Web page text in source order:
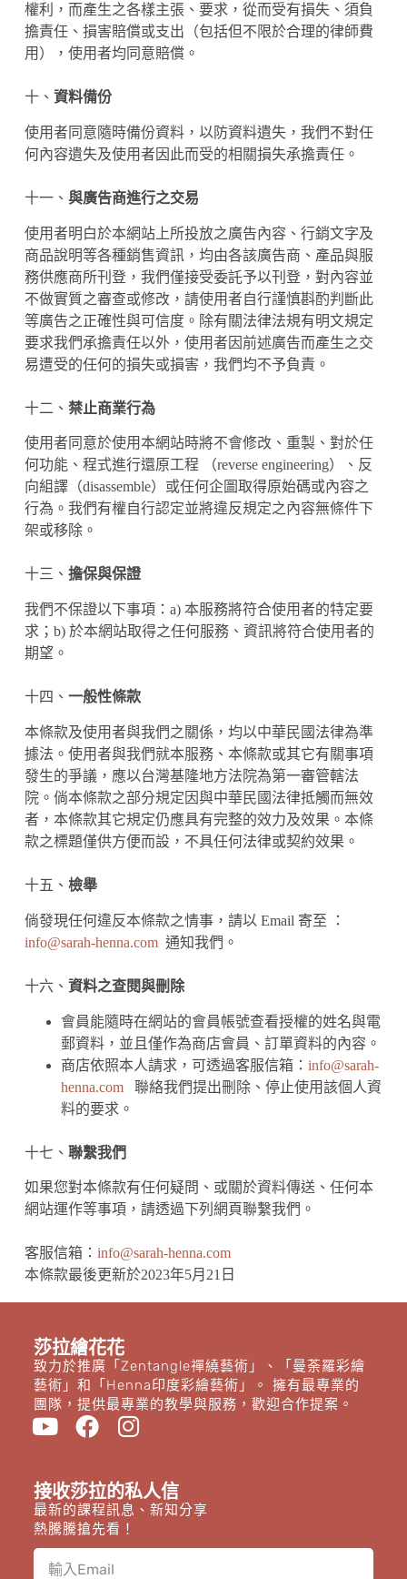
權利，而產生之各樣主張、要求，從而受有損失、須負
擔責任、損害賠償或支出（包括但不限於合理的律師費
用），使用者均同意賠償。
十、 資料備份
使用者同意隨時備份資料，以防資料遺失，我們不對任
何內容遺失及使用者因此而受的相關損失承擔責任。
十一、 與廣告商進行之交易
使用者明白於本網站上所投放之廣告內容、行銷文字及
商品說明等各種銷售資訊，均由各該廣告商、產品與服
務供應商所刊登，我們僅接受委託予以刊登，對內容並
不做實質之審查或修改，請使用者自行謹慎斟酌判斷此
等廣告之正確性與可信度。除有關法律法規有明文規定
要求我們承擔責任以外，使用者因前述廣告而產生之交
易遭受的任何的損失或損害，我們均不予負責。
十二、 禁止商業行為
使用者同意於使用本網站時將不會修改、重製、對於任
何功能、程式進行還原工程 （reverse engineering）、反
向組譯（disassemble）或任何企圖取得原始碼或內容之
行為。我們有權自行認定並將違反規定之內容無條件下
架或移除。
十三、 擔保與保證
我們不保證以下事項：a) 本服務將符合使用者的特定要
求；b) 於本網站取得之任何服務、資訊將符合使用者的
期望。
十四、 一般性條款
本條款及使用者與我們之關係，均以中華民國法律為準
據法。使用者與我們就本服務、本條款或其它有關事項
發生的爭議，應以台灣基隆地方法院為第一審管轄法
院。倘本條款之部分規定因與中華民國法律抵觸而無效
者，本條款其它規定仍應具有完整的效力及效果。本條
款之標題僅供方便而設，不具任何法律或契約效果。
十五、 檢舉
倘發現任何違反本條款之情事，請以 Email 寄至 ：
info@sarah-henna.com通知我們。
十六、 資料之查閱與刪除
會員能隨時在網站的會員帳號查看授權的姓名與電
郵資料，並且僅作為商店會員、訂單資料的內容。
商店依照本人請求，可透過客服信箱： info@sarah-
henna.com 聯絡我們提出刪除、停止使用該個人資
料的要求。
十七、 聯繫我們
如果您對本條款有任何疑問、或關於資料傳送、任何本
網站運作等事項，請透過下列網頁聯繫我們。
客服信箱： info@sarah-henna.com
本條款最後更新於2023年5月21日
莎拉繪花花
致力於推廣「Zentangle禪繞藝術」、「曼荼羅彩繪
藝術」和「Henna印度彩繪藝術」。 擁有最專業的
團隊，提供最專業的教學與服務，歡迎合作提案。
接收莎拉的私人信
最新的課程訊息、新知分享
熱騰騰搶先看！